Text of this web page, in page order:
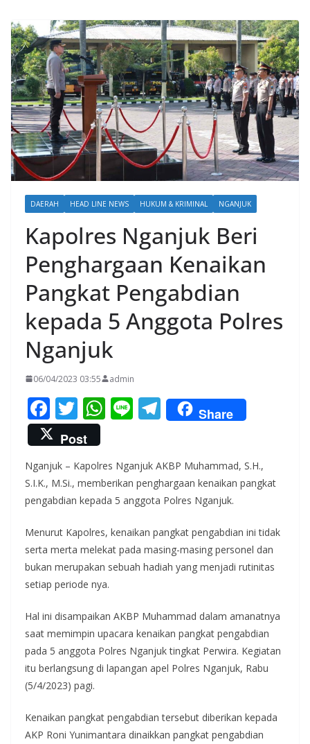
DAERAH HEAD LINE NEWS HUKUM & KRIMINAL NGANJUK
Kapolres Nganjuk Beri
Penghargaan Kenaikan
Pangkat Pengabdian
kepada 5 Anggota Polres
Nganjuk
06/04/2023 03:55 admin
F
ac
e
b
o
k
T
w
itt
er
W
s
A
p
Li T
el
gr
a
Share
Post
Nganjuk – Kapolres Nganjuk AKBP Muhammad, S.H.,
S.I.K., M.Si., memberikan penghargaan kenaikan pangkat
pengabdian kepada 5 anggota Polres Nganjuk.
Menurut Kapolres, kenaikan pangkat pengabdian ini tidak
serta merta melekat pada masing-masing personel dan
bukan merupakan sebuah hadiah yang menjadi rutinitas
setiap periode nya.
Hal ini disampaikan AKBP Muhammad dalam amanatnya
saat memimpin upacara kenaikan pangkat pengabdian
pada 5 anggota Polres Nganjuk tingkat Perwira. Kegiatan
itu berlangsung di lapangan apel Polres Nganjuk, Rabu
(5/4/2023) pagi.
Kenaikan pangkat pengabdian tersebut diberikan kepada
AKP Roni Yunimantara dinaikkan pangkat pengabdian